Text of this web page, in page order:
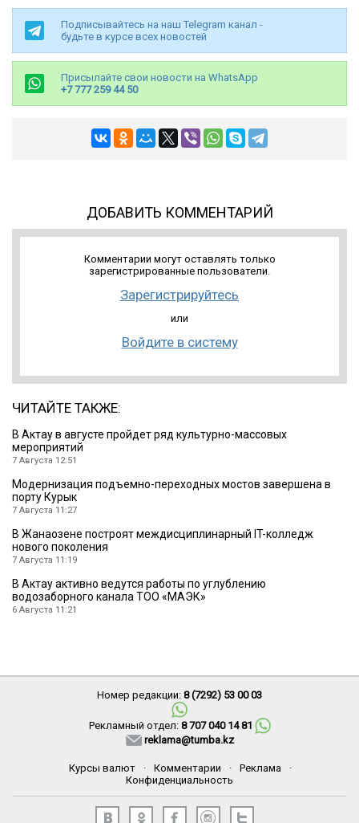
Подписывайтесь на наш Telegram канал -
будьте в курсе всех новостей
Присылайте свои новости на WhatsApp
+7 777 259 44 50
ДОБАВИТЬ КОММЕНТАРИЙ
Комментарии могут оставлять только
зарегистрированные пользователи.
Зарегистрируйтесь
или
Войдите в систему
ЧИТАЙТЕ ТАКЖЕ:
В Актау в августе пройдет ряд культурно-массовых
мероприятий
7 Августа 12:51
Модернизация подъемно-переходных мостов завершена в
порту Курык
7 Августа 11:27
В Жанаозене построят междисциплинарный IT-колледж
нового поколения
7 Августа 11:19
В Актау активно ведутся работы по углублению
водозаборного канала ТОО «МАЭК»
6 Августа 11:21
Номер редакции: 8 (7292) 53 00 03
Рекламный отдел: 8 707 040 14 81
reklama@tumba.kz
Курсы валют · Комментарии · Реклама
·
Конфиденциальность